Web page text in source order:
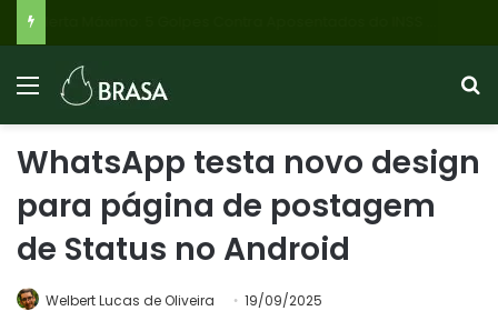
WhatsApp testa novo design
para página de postagem
de Status no Android
Welbert Lucas de Oliveira 19/09/2025